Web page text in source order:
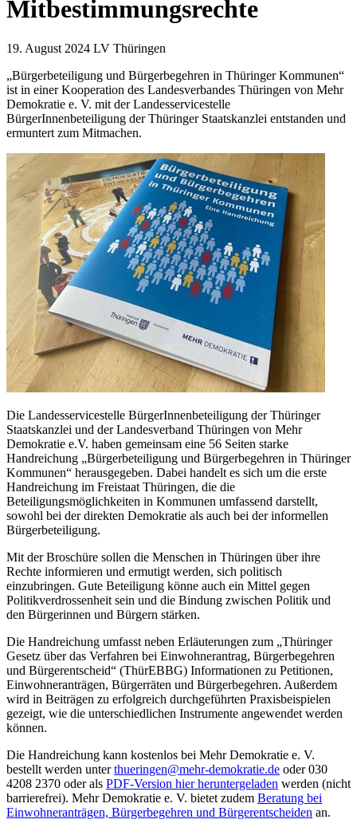
Mitbestimmungsrechte
19. August 2024 LV Thüringen
„Bürgerbeteiligung und Bürgerbegehren in Thüringer Kommunen“
ist in einer Kooperation des Landesverbandes Thüringen von Mehr
Demokratie e. V. mit der Landesservicestelle
BürgerInnenbeteiligung der Thüringer Staatskanzlei entstanden und
ermuntert zum Mitmachen.
Die Landesservicestelle BürgerInnenbeteiligung der Thüringer
Staatskanzlei und der Landesverband Thüringen von Mehr
Demokratie e.V. haben gemeinsam eine 56 Seiten starke
Handreichung „Bürgerbeteiligung und Bürgerbegehren in Thüringer
Kommunen“ herausgegeben. Dabei handelt es sich um die erste
Handreichung im Freistaat Thüringen, die die
Beteiligungsmöglichkeiten in Kommunen umfassend darstellt,
sowohl bei der direkten Demokratie als auch bei der informellen
Bürgerbeteiligung.
Mit der Broschüre sollen die Menschen in Thüringen über ihre
Rechte informieren und ermutigt werden, sich politisch
einzubringen. Gute Beteiligung könne auch ein Mittel gegen
Politikverdrossenheit sein und die Bindung zwischen Politik und
den Bürgerinnen und Bürgern stärken.
Die Handreichung umfasst neben Erläuterungen zum „Thüringer
Gesetz über das Verfahren bei Einwohnerantrag, Bürgerbegehren
und Bürgerentscheid“ (ThürEBBG) Informationen zu Petitionen,
Einwohneranträgen, Bürgerräten und Bürgerbegehren. Außerdem
wird in Beiträgen zu erfolgreich durchgeführten Praxisbeispielen
gezeigt, wie die unterschiedlichen Instrumente angewendet werden
können.
Die Handreichung kann kostenlos bei Mehr Demokratie e. V.
bestellt werden unterthueringen@mehr-demokratie.de oder 030
4208 2370 oder als PDF-Version hier heruntergeladen werden (nicht
barrierefrei). Mehr Demokratie e. V. bietet zudem Beratung bei
Einwohneranträgen, Bürgerbegehren und Bürgerentscheiden an.